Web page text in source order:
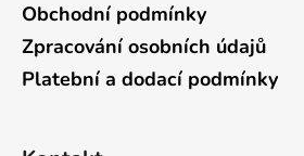
Obchodní podmínky
Zpracování osobních údajů
Platební a dodací podmínky